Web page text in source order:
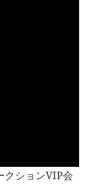
クションVIP会